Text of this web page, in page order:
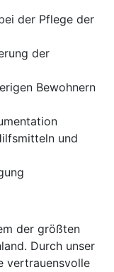
der Pflege der
der
Bewohnern
und
der größten
Durch unser
vertrauensvolle